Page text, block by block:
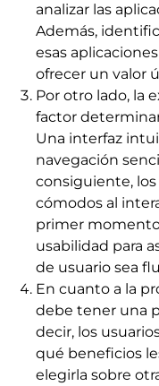
analizar las
Además,
esas
ofrecer un valor
Por otro lado, la
factor
Una interfaz
navegación
consiguiente,
cómodos al
primer
usabilidad para
de usuario sea
En cuanto a la
debe tener una
decir, los
qué beneficios
elegirla sobre